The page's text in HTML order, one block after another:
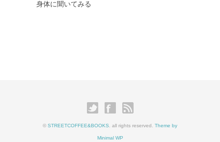
身体に聞いてみる
© STREETCOFFEE&BOOKS . all rights reserved. Theme by
Minimal WP